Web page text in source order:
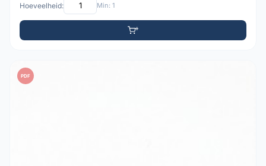
Hoeveelheid: Min: 1
PDF